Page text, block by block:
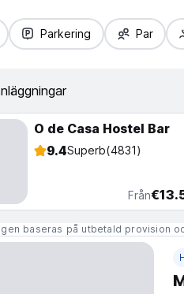
Parkering Par
O de Casa Hostel Bar
9.4Superb(4831)
Från
baseras på utbetald provision